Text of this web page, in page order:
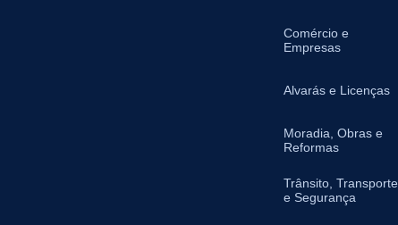
Comércio e
Empresas
Alvarás e Licenças
Moradia, Obras e
Reformas
Trânsito, Transporte
e Segurança